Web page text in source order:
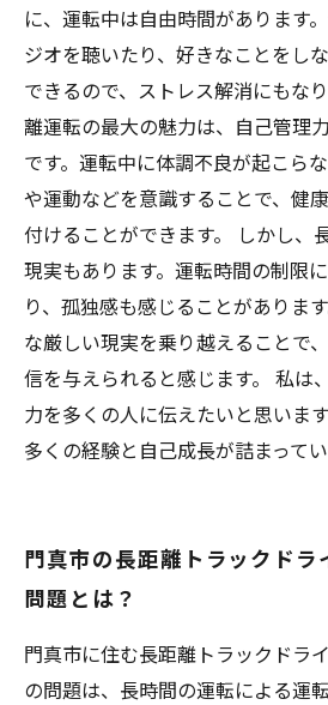
に、運転中は自由時間があります
ジオを聴いたり、好きなことをし
できるので、ストレス解消にもな
離運転の最大の魅力は、自己管理
です。運転中に体調不良が起こら
や運動などを意識することで、健
付けることができます。 しかし、
現実もあります。運転時間の制限
り、孤独感も感じることがありま
な厳しい現実を乗り越えることで
信を与えられると感じます。 私は
力を多くの人に伝えたいと思いま
多くの経験と自己成長が詰まってい
門真市の長距離トラックドラ
問題とは？
門真市に住む長距離トラックドラ
の問題は、長時間の運転による運